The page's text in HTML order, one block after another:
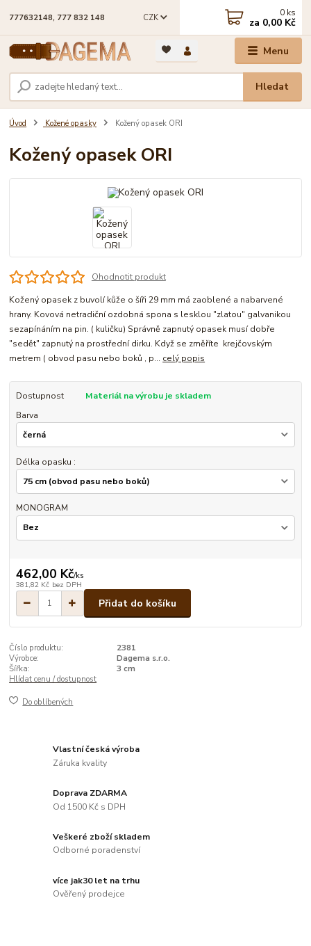
Menu
CZK
Hledat
777632148, 777 832 148 0 ks
za 0,00 Kč
Úvod Kožené opasky Kožený opasek ORI
Kožený opasek ORI
Ohodnotit produkt
Kožený opasek z buvolí kůže o šíři 29 mm má zaoblené a nabarvené
hrany. Kovová netradiční ozdobná spona s lesklou "zlatou" galvanikou
sezapínáním na pin. ( kuličku) Správně zapnutý opasek musí dobře
"sedět" zapnutý na prostřední dirku. Když se změříte krejčovským
metrem ( obvod pasu nebo boků , p... celý popis
Dostupnost
Materiál na výrobu je skladem
Barva
Délka opasku :
MONOGRAM
462,00 Kč/ks
381,82 Kč bez DPH
Přidat do košíku
Číslo produktu:
2381
Výrobce:
Dagema s.r.o.
Šířka:
3 cm
Hlídat cenu / dostupnost
Do oblíbených
Vlastní česká výroba
Záruka kvality
Doprava ZDARMA
Od 1500 Kč s DPH
Veškeré zboží skladem
Odborné poradenství
více jak30 let na trhu
Ověřený prodejce